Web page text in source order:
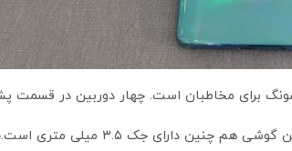
برای مخاطبان است. چهار دوربین در قسمت